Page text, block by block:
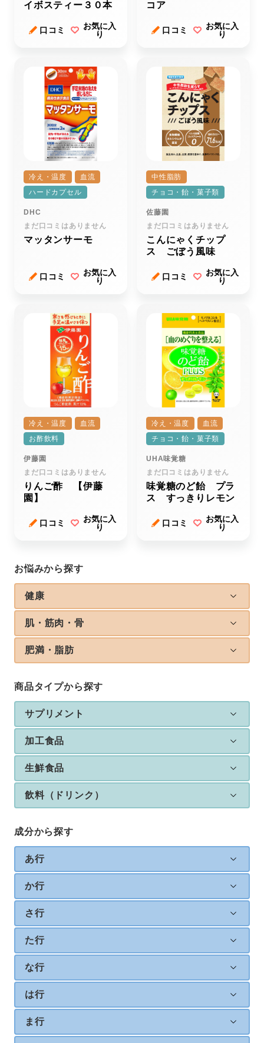
お悩みから探す
健康
肌・筋肉・骨
肥満・脂肪
商品タイプから探す
サプリメント
加工食品
生鮮食品
飲料（ドリンク）
成分から探す
あ行
か行
さ行
た行
な行
は行
ま行
イボスティー３０本
口コミ
お気に入
り
コア
口コミ
お気に入
り
冷え・温度
血流
ハードカプセル
DHC
まだ口コミはありません
マッタンサーモ
口コミ
お気に入
り
中性脂肪
チョコ・飴・菓子類
佐藤園
まだ口コミはありません
こんにゃくチップ
ス ごぼう風味
口コミ
お気に入
り
冷え・温度
血流
お酢飲料
伊藤園
まだ口コミはありません
りんご酢 【伊藤
園】
口コミ
お気に入
り
冷え・温度
血流
チョコ・飴・菓子類
UHA味覚糖
まだ口コミはありません
味覚糖のど飴 プラ
ス すっきりレモン
口コミ
お気に入
り